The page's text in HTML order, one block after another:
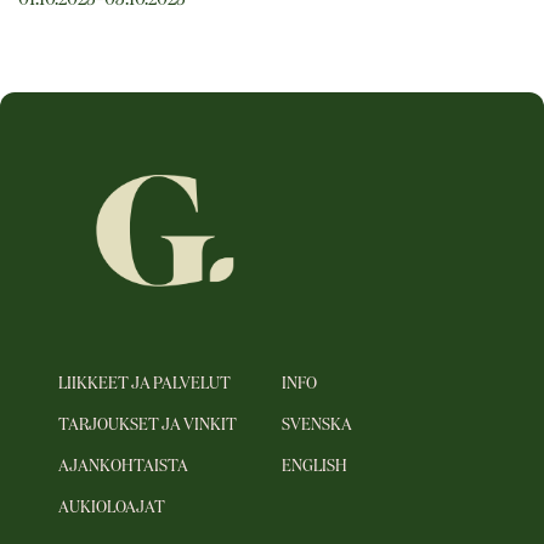
LIIKKEET JA PALVELUT
TARJOUKSET JA VINKIT
AJANKOHTAISTA
AUKIOLOAJAT
INFO
SVENSKA
ENGLISH